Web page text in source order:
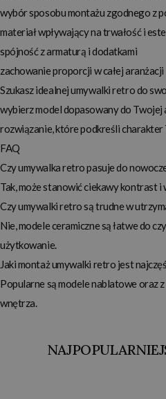
wybór sposobu montażu zgodnego z
materiał wpływający na trwałość i
spójność z armaturą i dodatkami
zachowanie proporcji w całej aranżacji
Szukasz idealnej umywalki retro do
wybierz model dopasowany do Twojej
rozwiązanie, które podkreśli
FAQ
Czy umywalka retro pasuje do
Tak, może stanowić ciekawy kontrast
Czy umywalki retro są trudne w
Nie, modele ceramiczne są łatwe do
użytkowanie.
Jaki montaż umywalki retro jest
Popularne są modele nablatowe oraz
wnętrza.